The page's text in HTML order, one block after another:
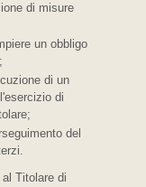
di misure
un obbligo
di un
di
del
Titolare di